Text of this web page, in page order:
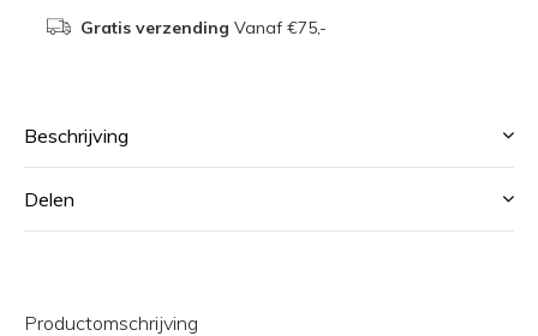
Gratis verzending Vanaf €75,-
Beschrijving
Delen
Productomschrijving